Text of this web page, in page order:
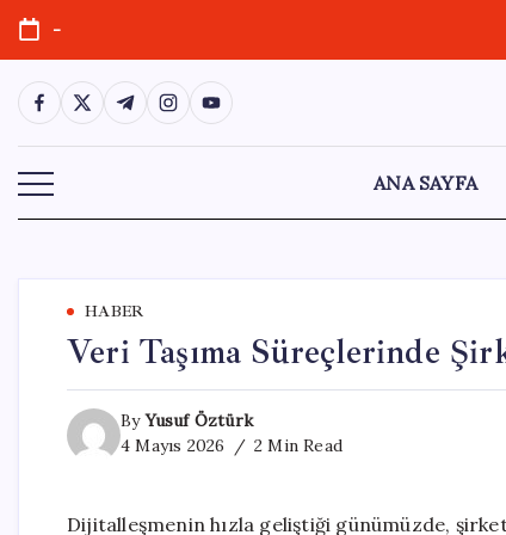
Skip
content
-
https://www.facebook.com/
https://twitter.com/
https://t.me/
https://www.instagram.com/
https://youtube.com/
ANA SAYFA
HABER
Veri Taşıma Süreçlerinde
ByYusuf Öztürk
4 Mayıs 2026
2 Min Read
Dijitalleşmenin hızla geliştiği günümüzde,